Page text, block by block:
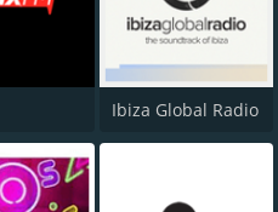
Ibiza Global Radio